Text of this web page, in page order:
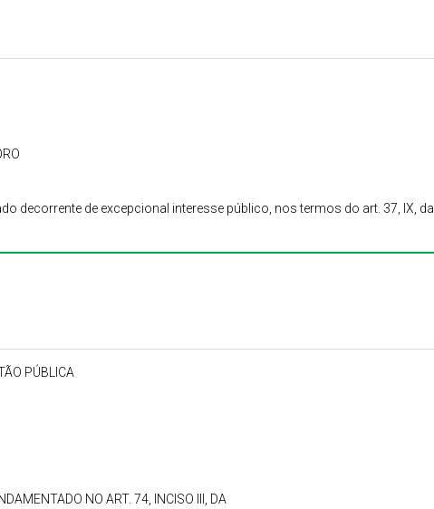
decorrente de excepcional interesse público, nos termos do art. 37, IX, da
PÚBLICA
NO ART. 74, INCISO III, DA